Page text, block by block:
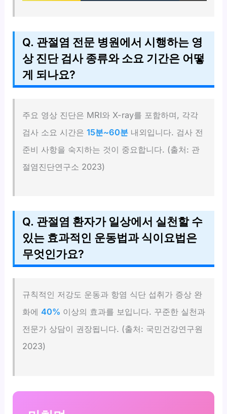
Q. 관절염 전문 병원에서 시행하는 영
상 진단 검사 종류와 소요 기간은 어떻
게 되나요?
주요 영상 진단은 MRI와 X-ray를 포함하며, 각각
검사 소요 시간은15분~60분 내외입니다. 검사 전
준비 사항을 숙지하는 것이 중요합니다. (출처: 관
절염진단연구소 2023)
Q. 관절염 환자가 일상에서 실천할 수
있는 효과적인 운동법과 식이요법은
무엇인가요?
규칙적인 저강도 운동과 항염 식단 섭취가 증상 완
화에40% 이상의 효과를 보입니다. 꾸준한 실천과
전문가 상담이 권장됩니다. (출처: 국민건강연구원
2023)